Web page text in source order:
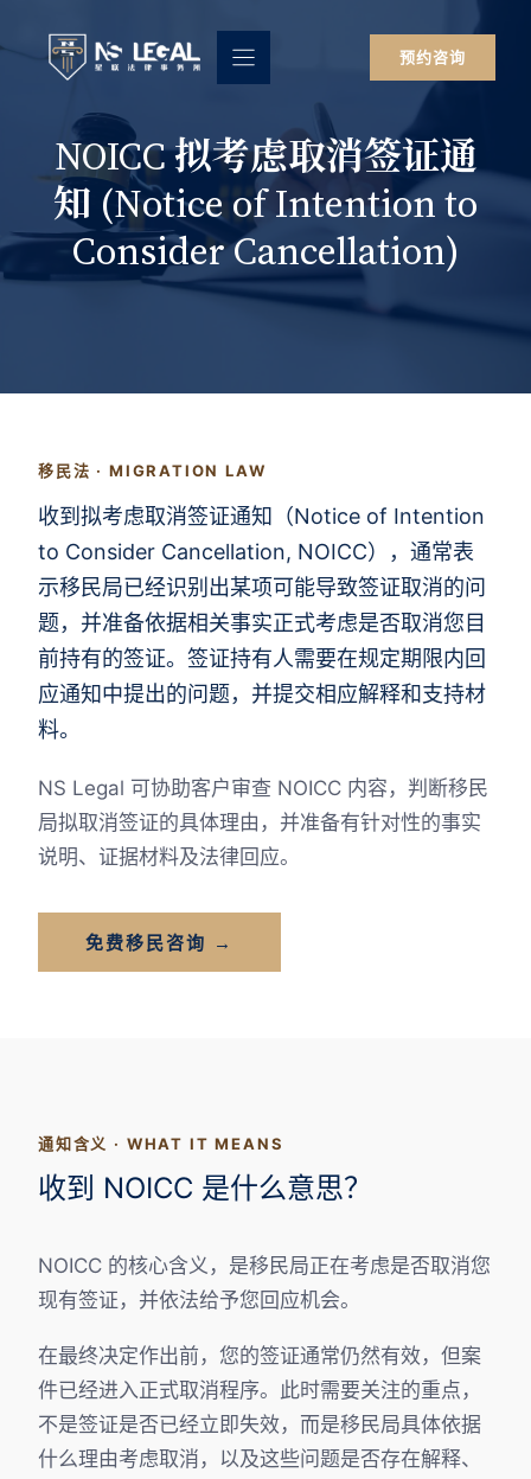
至
预约咨询
NOICC 拟考虑取消签证通
知 (Notice of Intention to
Consider Cancellation)
移民法 · MIGRATION LAW
收到拟考虑取消签证通知（Notice of Intention
to Consider Cancellation, NOICC），通常表
示移民局已经识别出某项可能导致签证取消的问
题，并准备依据相关事实正式考虑是否取消您目
前持有的签证。签证持有人需要在规定期限内回
应通知中提出的问题，并提交相应解释和支持材
料。
NS Legal 可协助客户审查 NOICC 内容，判断移民
局拟取消签证的具体理由，并准备有针对性的事实
说明、证据材料及法律回应。
免费移民咨询 →
通知含义 · WHAT IT MEANS
收到 NOICC 是什么意思？
NOICC 的核心含义，是移民局正在考虑是否取消您
现有签证，并依法给予您回应机会。
在最终决定作出前，您的签证通常仍然有效，但案
件已经进入正式取消程序。此时需要关注的重点，
不是签证是否已经立即失效，而是移民局具体依据
什么理由考虑取消，以及这些问题是否存在解释、